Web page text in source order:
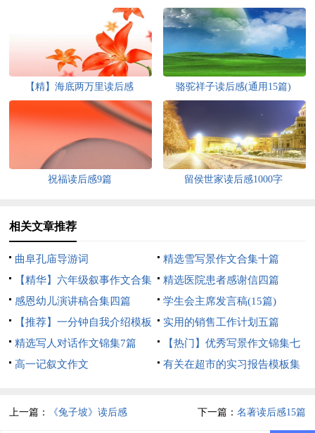
【精】海底两万里读后感 骆驼祥子读后感(通用15篇)
祝福读后感9篇 留侯世家读后感1000字
相关文章推荐
曲阜孔庙导游词
精选雪写景作文合集十篇
【精华】六年级叙事作文合集
9篇
精选医院患者感谢信四篇
感恩幼儿演讲稿合集四篇
学生会主席发言稿(15篇)
【推荐】一分钟自我介绍模板
合集6篇
实用的销售工作计划五篇
精选写人对话作文锦集7篇
【热门】优秀写景作文锦集七
篇
高一记叙文作文
有关在超市的实习报告模板集
上一篇： 《兔子坡》读后感 下一篇： 名著读后感15篇